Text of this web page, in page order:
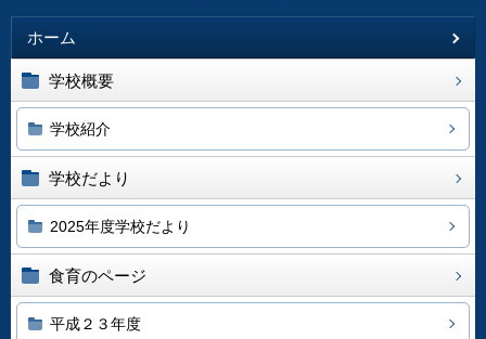
ホーム
学校概要
学校紹介
学校だより
2025年度学校だより
食育のページ
平成２３年度